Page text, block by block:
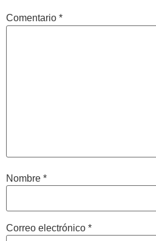
Comentario *
Nombre *
Correo electrónico *